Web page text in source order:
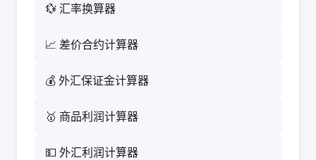
💱 汇率换算器
📈 差价合约计算器
💰 外汇保证金计算器
🥇 商品利润计算器
💵 外汇利润计算器